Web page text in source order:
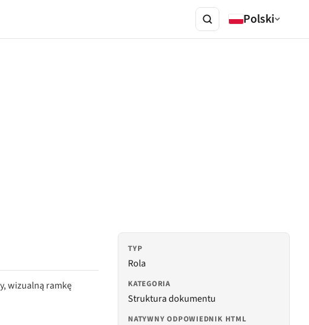
Polski
wizualną ramkę
TYP
Rola
KATEGORIA
Struktura dokumentu
NATYWNY ODPOWIEDNIK HTML